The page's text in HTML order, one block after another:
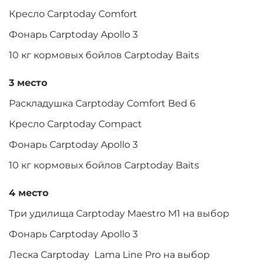
Кресло Carptoday Comfort
Фонарь Carptoday Apollo 3
10 кг кормовых бойлов Carptoday Baits
3 место
Раскладушка Carptoday Comfort Bed 6
Кресло Carptoday Compact
Фонарь Carptoday Apollo 3
10 кг кормовых бойлов Carptoday Baits
4 место
Три удилища Carptoday Maestro M1 на выбор
Фонарь Carptoday Apollo 3
Леска Carptoday Lama Line Pro на выбор